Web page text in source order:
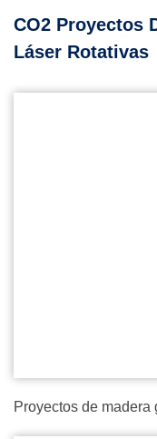
CO2 Proyectos
Láser Rotativas
Proyectos de